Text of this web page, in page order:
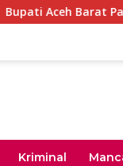
Paparkan
Kriminal